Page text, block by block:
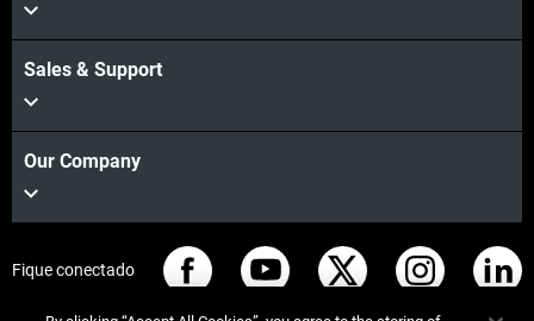
Sales & Support
Our Company
Fique conectado